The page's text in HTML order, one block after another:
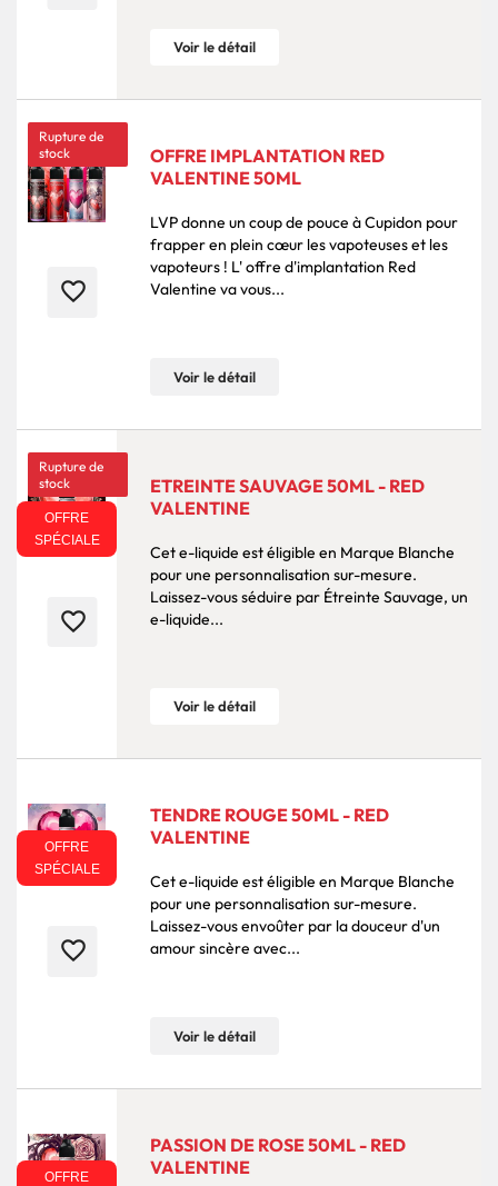
Voir le détail
Rupture de
stock
favorite_border
OFFRE IMPLANTATION RED
VALENTINE 50ML
LVP donne un coup de pouce à Cupidon pour
frapper en plein cœur les vapoteuses et les
vapoteurs ! L' offre d'implantation Red
Valentine va vous...
Voir le détail
OFFRE
SPÉCIALE
Rupture de
stock
favorite_border
ETREINTE SAUVAGE 50ML - RED
VALENTINE
Cet e-liquide est éligible en Marque Blanche
pour une personnalisation sur-mesure.
Laissez-vous séduire par Étreinte Sauvage, un
e-liquide...
Voir le détail
OFFRE
SPÉCIALE
favorite_border
TENDRE ROUGE 50ML - RED
VALENTINE
Cet e-liquide est éligible en Marque Blanche
pour une personnalisation sur-mesure.
Laissez-vous envoûter par la douceur d'un
amour sincère avec...
Voir le détail
OFFRE
PASSION DE ROSE 50ML - RED
VALENTINE